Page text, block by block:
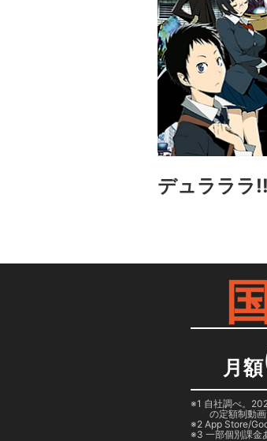
デュラララ!!
月額
1 自社調べ。
の定額制動
2 App Store/
3 一部個別課金